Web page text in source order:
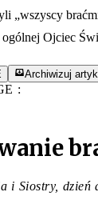
„wszyscy
Ojciec
Archiwizuj
:
i Siostry, dzień